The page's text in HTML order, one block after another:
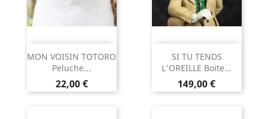
MON VOISIN TOTORO
Peluche...
Prix
22,00 €
SI TU TENDS
L'OREILLE Boite...
Prix
149,00 €